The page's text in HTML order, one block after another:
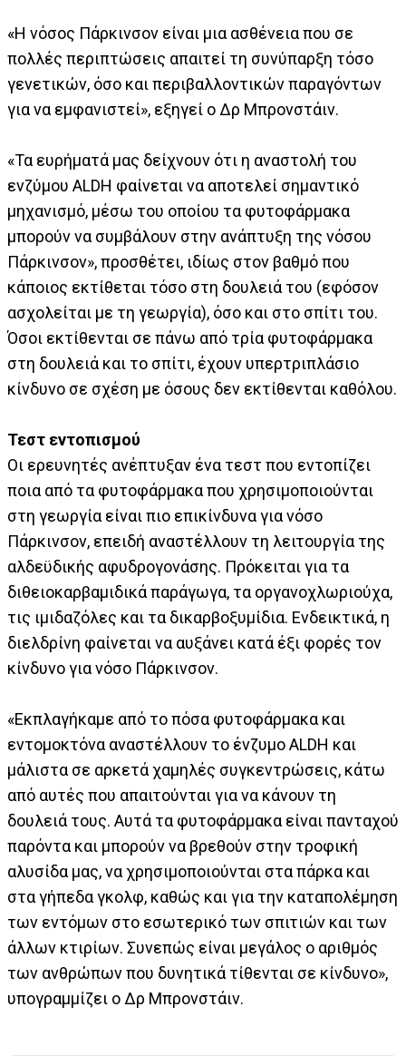
«Η νόσος Πάρκινσον είναι μια ασθένεια που σε
πολλές περιπτώσεις απαιτεί τη συνύπαρξη τόσο
γενετικών, όσο και περιβαλλοντικών παραγόντων
για να εμφανιστεί», εξηγεί ο Δρ Μπρονστάιν.
«Τα ευρήματά μας δείχνουν ότι η αναστολή του
ενζύμου ALDH φαίνεται να αποτελεί σημαντικό
μηχανισμό, μέσω του οποίου τα φυτοφάρμακα
μπορούν να συμβάλουν στην ανάπτυξη της νόσου
Πάρκινσον», προσθέτει, ιδίως στον βαθμό που
κάποιος εκτίθεται τόσο στη δουλειά του (εφόσον
ασχολείται με τη γεωργία), όσο και στο σπίτι του.
Όσοι εκτίθενται σε πάνω από τρία φυτοφάρμακα
στη δουλειά και το σπίτι, έχουν υπερτριπλάσιο
κίνδυνο σε σχέση με όσους δεν εκτίθενται καθόλου.
Τεστ εντοπισμού
Οι ερευνητές ανέπτυξαν ένα τεστ που εντοπίζει
ποια από τα φυτοφάρμακα που χρησιμοποιούνται
στη γεωργία είναι πιο επικίνδυνα για νόσο
Πάρκινσον, επειδή αναστέλλουν τη λειτουργία της
αλδεϋδικής αφυδρογονάσης. Πρόκειται για τα
διθειοκαρβαμιδικά παράγωγα, τα οργανοχλωριούχα,
τις ιμιδαζόλες και τα δικαρβοξυμίδια. Ενδεικτικά, η
διελδρίνη φαίνεται να αυξάνει κατά έξι φορές τον
κίνδυνο για νόσο Πάρκινσον.
«Εκπλαγήκαμε από το πόσα φυτοφάρμακα και
εντομοκτόνα αναστέλλουν το ένζυμο ALDH και
μάλιστα σε αρκετά χαμηλές συγκεντρώσεις, κάτω
από αυτές που απαιτούνται για να κάνουν τη
δουλειά τους. Αυτά τα φυτοφάρμακα είναι πανταχού
παρόντα και μπορούν να βρεθούν στην τροφική
αλυσίδα μας, να χρησιμοποιούνται στα πάρκα και
στα γήπεδα γκολφ, καθώς και για την καταπολέμηση
των εντόμων στο εσωτερικό των σπιτιών και των
άλλων κτιρίων. Συνεπώς είναι μεγάλος ο αριθμός
των ανθρώπων που δυνητικά τίθενται σε κίνδυνο»,
υπογραμμίζει ο Δρ Μπρονστάιν.